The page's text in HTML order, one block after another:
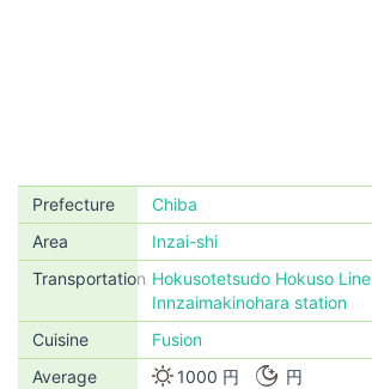
Prefecture
Chiba
Area
Inzai-shi
Transportation Hokusotetsudo Hokuso Line
Innzaimakinohara station
Cuisine
Fusion
Average
1000 円 円